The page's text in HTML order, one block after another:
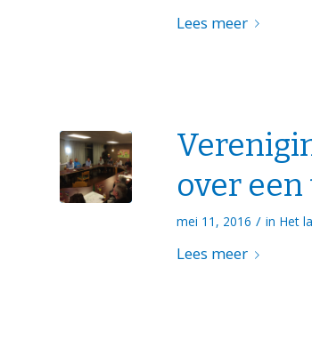
Lees meer
over
mei 11, 2016 / in Het
Lees meer